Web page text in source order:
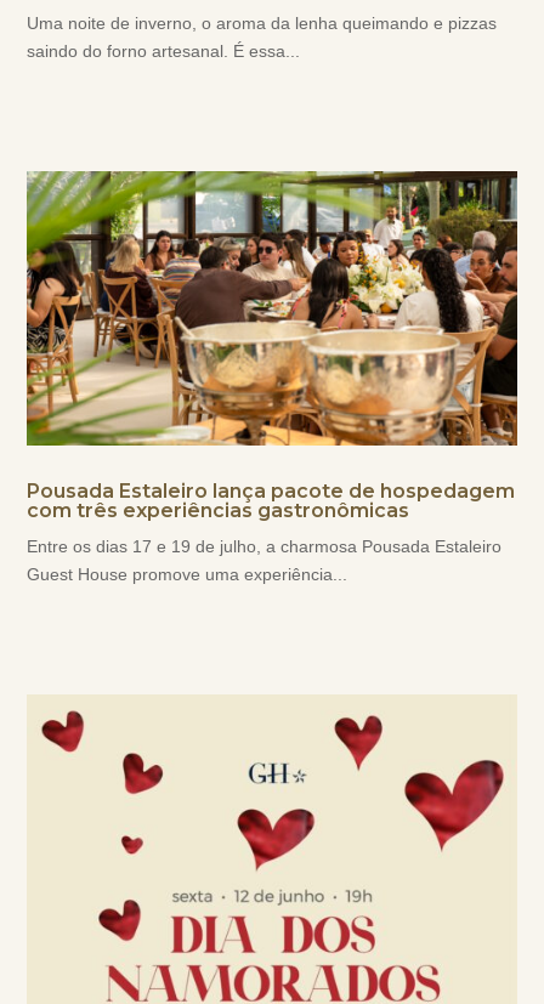
Uma noite de inverno, o aroma da lenha queimando e pizzas
saindo do forno artesanal. É essa...
Pousada Estaleiro lança pacote de hospedagem
com três experiências gastronômicas
Entre os dias 17 e 19 de julho, a charmosa Pousada Estaleiro
Guest House promove uma experiência...